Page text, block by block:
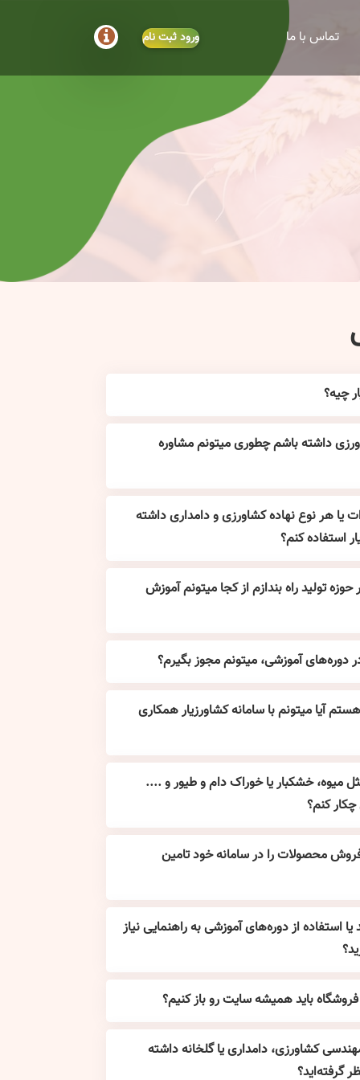
تماس با ما ورودثبت نام
چیه؟
داشته باشم چطوری میتونم مشاوره
یا هر نوع نهاده کشاورزی و دامداری داشته
استفاده کنم؟
تولید راه بندازم از کجا میتونم آموزش
دوره‌های آموزشی، میتونم مجوز بگیرم؟
آیا میتونم با سامانه کشاورزیار همکاری
میوه، خشکبار یا خوراک دام و طیور و ....
کنم؟
محصولات را در سامانه خود تامین
یا استفاده از دوره‌های آموزشی به راهنمایی نیاز
باید همیشه سایت رو باز کنیم؟
کشاورزی، دامداری یا گلخانه داشته
گرفته‌اید؟